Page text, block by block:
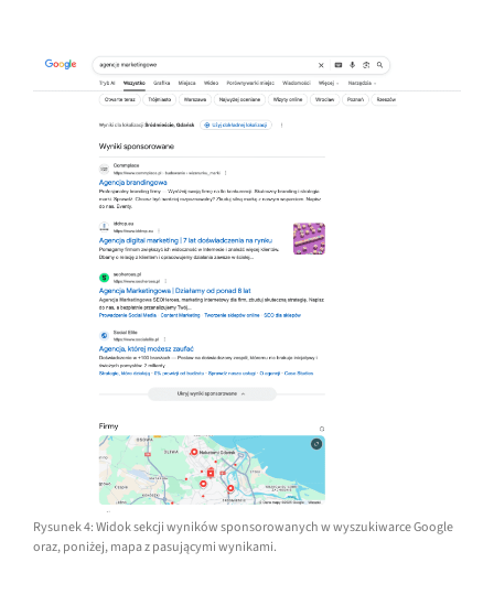
Rysunek 4: Widok sekcji wyników sponsorowanych w wyszukiwarce Google
oraz, poniżej, mapa z pasującymi wynikami.